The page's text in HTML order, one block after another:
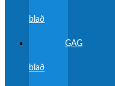
blað
GAG
blað